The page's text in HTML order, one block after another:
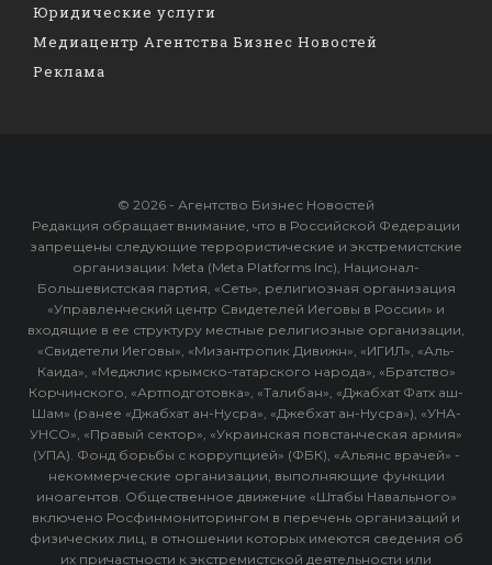
Юридические услуги
Медиацентр Агентства Бизнес Новостей
Реклама
© 2026 - Агентство Бизнес Новостей
Редакция обращает внимание, что в Российской Федерации
запрещены следующие террористические и экстремистские
организации: Meta (Meta Platforms Inc), Национал-
Большевистская партия, «Сеть», религиозная организация
«Управленческий центр Свидетелей Иеговы в России» и
входящие в ее структуру местные религиозные организации,
«Свидетели Иеговы», «Мизантропик Дивижн», «ИГИЛ», «Аль-
Каида», «Меджлис крымско-татарского народа», «Братство»
Корчинского, «Артподготовка», «Талибан», «Джабхат Фатх аш-
Шам» (ранее «Джабхат ан-Нусра», «Джебхат ан-Нусра»), «УНА-
УНСО», «Правый сектор», «Украинская повстанческая армия»
(УПА). Фонд борьбы с коррупцией» (ФБК), «Альянс врачей» -
некоммерческие организации, выполняющие функции
иноагентов. Общественное движение «Штабы Навального»
включено Росфинмониторингом в перечень организаций и
физических лиц, в отношении которых имеются сведения об
их причастности к экстремистской деятельности или